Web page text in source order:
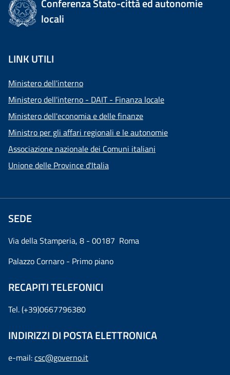
Conferenza Stato-città ed autonomie
locali
LINK UTILI
Ministero dell'interno
Ministero dell'interno - DAIT - Finanza locale
Ministero dell'economia e delle finanze
Ministro per gli affari regionali e le autonomie
Associazione nazionale dei Comuni italiani
Unione delle Province d'Italia
SEDE
Via della Stamperia, 8 - 00187 Roma
Palazzo Cornaro - Primo piano
RECAPITI TELEFONICI
Tel. (+39)0667796380
INDIRIZZI DI POSTA ELETTRONICA
e-mail:csc@governo.it